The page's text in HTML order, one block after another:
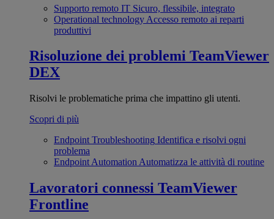
Supporto remoto IT Sicuro, flessibile, integrato
Operational technology Accesso remoto ai reparti
produttivi
Risoluzione dei problemi TeamViewer
DEX
Risolvi le problematiche prima che impattino gli utenti.
Scopri di più
Endpoint Troubleshooting Identifica e risolvi ogni
problema
Endpoint Automation Automatizza le attività di routine
Lavoratori connessi TeamViewer
Frontline